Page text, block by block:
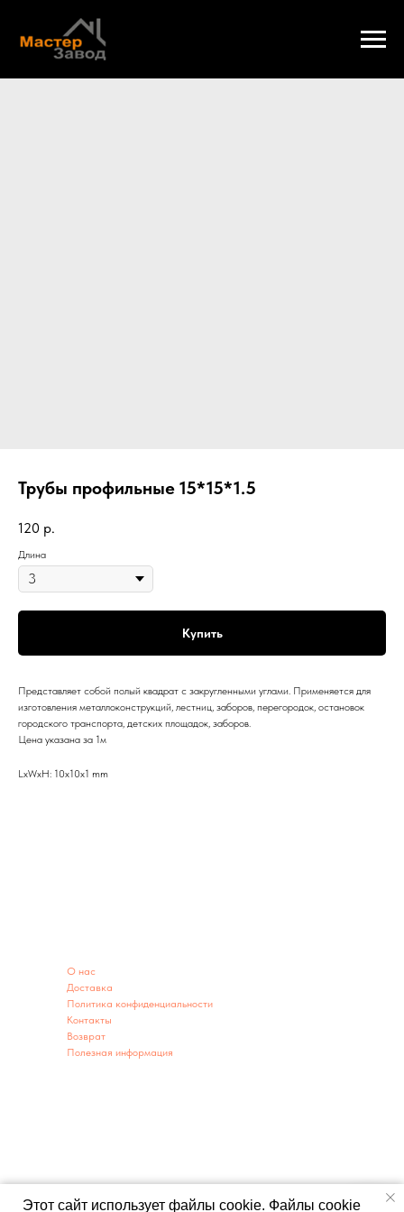
Этот сайт использует файлы cookie. Файлы cookie
Трубы профильные 15*15*1.5
120 р.
Длина
Купить
Представляет собой полый квадрат с закругленными углами. Применяется для
изготовления металлоконструкций, лестниц, заборов, перегородок, остановок
городского транспорта, детских площадок, заборов.
Цена указана за 1м
LxWxH: 10x10x1 mm
O нас
Доставка
Политика конфиденциальности
Контакты
Возврат
Полезная информация
8950-493-00-78,8(34542)9-04-41,8980-929-37-69
Мы открыты: ежедневно с 9:00-19:00